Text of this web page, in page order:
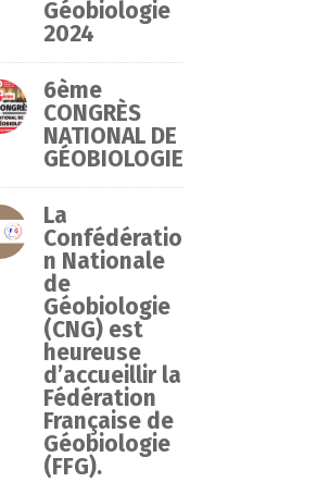
Géobiologie
2024
6ème
CONGRÈS
NATIONAL DE
GÉOBIOLOGIE
La
Confédératio
n Nationale
de
Géobiologie
(CNG) est
heureuse
d’accueillir la
Fédération
Française de
Géobiologie
(FFG).